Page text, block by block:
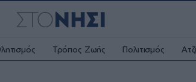
Τρόπος Ζωής Πολιτισμός